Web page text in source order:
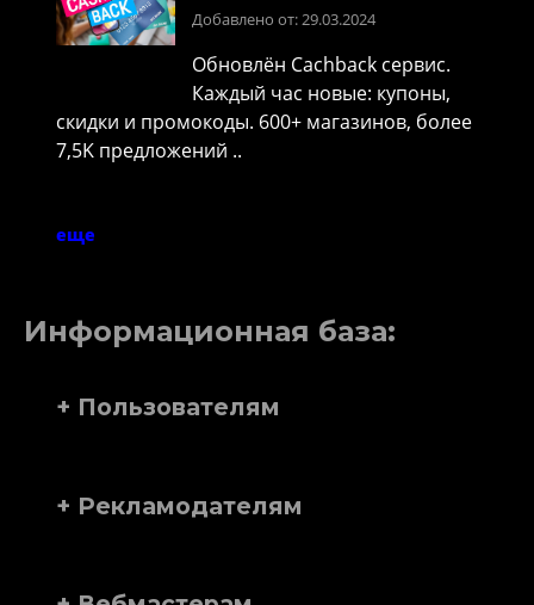
Добавлено от: 29.03.2024
Обновлён Cachback сервис.
Каждый час новые: купоны,
скидки и промокоды. 600+ магазинов, более
7,5K предложений ..
еще
Информационная база:
+ Пользователям
+ Рекламодателям